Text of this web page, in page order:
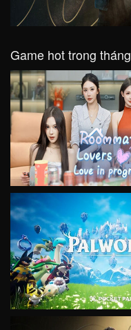
Game hot trong tháng
VIEW
VIEW